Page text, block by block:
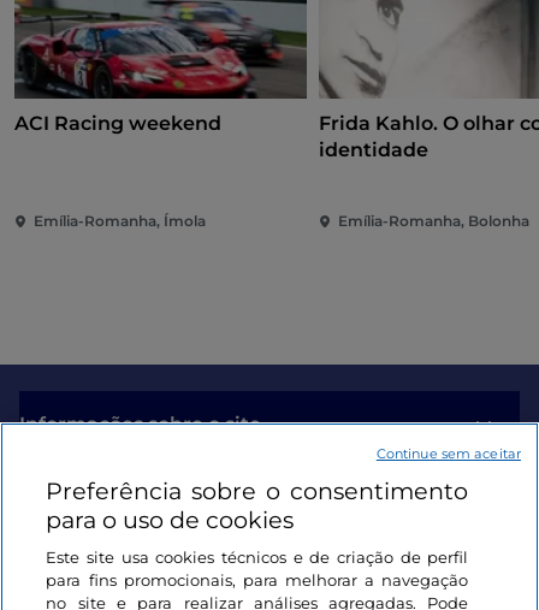
ACI Racing weekend
Emília-Romanha, Ímola
Frida Kahlo. O olhar
identidade
Emília-Romanha, Bolonha
Informações sobre o site
Ligações úteis
Iniciar sessão
Preferência sobre o consentimento
para o uso de cookies
Este site usa cookies técnicos e de criação de perfil
para fins promocionais, para melhorar a navegação
no site e para realizar análises agregadas. Pode
Continue sem aceitar